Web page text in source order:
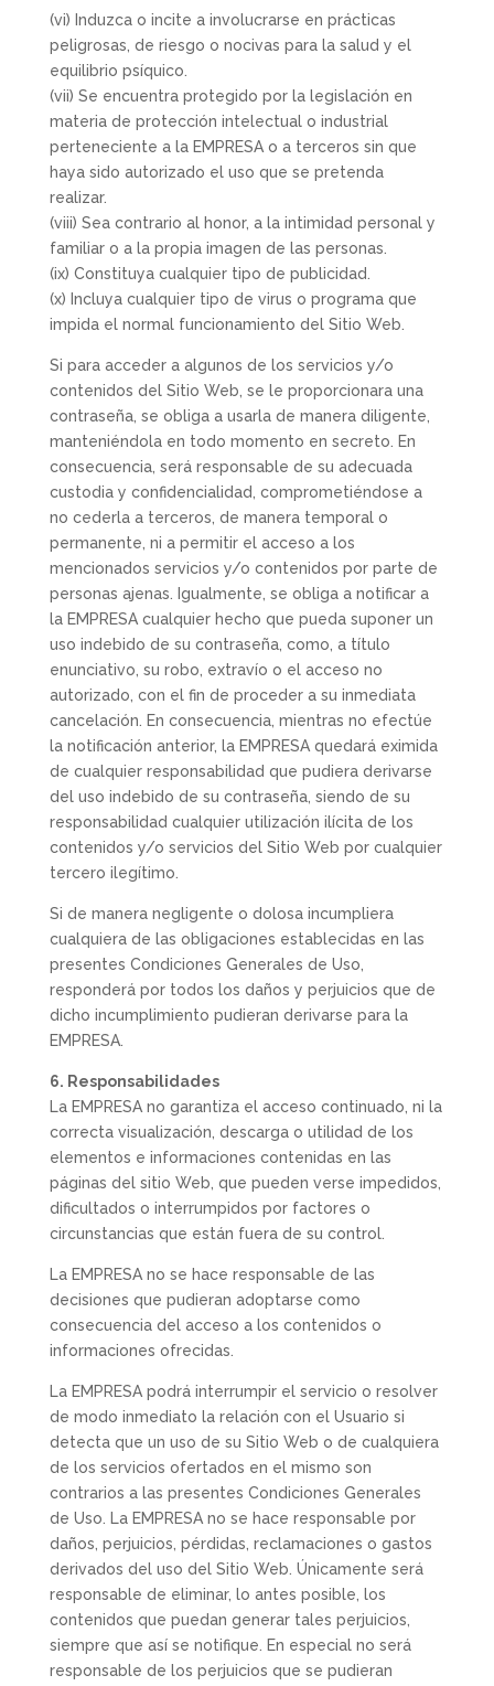
(vi) Induzca o incite a involucrarse en prácticas
peligrosas, de riesgo o nocivas para la salud y el
equilibrio psíquico.
(vii) Se encuentra protegido por la legislación en
materia de protección intelectual o industrial
perteneciente a la EMPRESA o a terceros sin que
haya sido autorizado el uso que se pretenda
realizar.
(viii) Sea contrario al honor, a la intimidad personal y
familiar o a la propia imagen de las personas.
(ix) Constituya cualquier tipo de publicidad.
(x) Incluya cualquier tipo de virus o programa que
impida el normal funcionamiento del Sitio Web.
Si para acceder a algunos de los servicios y/o
contenidos del Sitio Web, se le proporcionara una
contraseña, se obliga a usarla de manera diligente,
manteniéndola en todo momento en secreto. En
consecuencia, será responsable de su adecuada
custodia y confidencialidad, comprometiéndose a
no cederla a terceros, de manera temporal o
permanente, ni a permitir el acceso a los
mencionados servicios y/o contenidos por parte de
personas ajenas. Igualmente, se obliga a notificar a
la EMPRESA cualquier hecho que pueda suponer un
uso indebido de su contraseña, como, a título
enunciativo, su robo, extravío o el acceso no
autorizado, con el fin de proceder a su inmediata
cancelación. En consecuencia, mientras no efectúe
la notificación anterior, la EMPRESA quedará eximida
de cualquier responsabilidad que pudiera derivarse
del uso indebido de su contraseña, siendo de su
responsabilidad cualquier utilización ilícita de los
contenidos y/o servicios del Sitio Web por cualquier
tercero ilegítimo.
Si de manera negligente o dolosa incumpliera
cualquiera de las obligaciones establecidas en las
presentes Condiciones Generales de Uso,
responderá por todos los daños y perjuicios que de
dicho incumplimiento pudieran derivarse para la
EMPRESA.
6. Responsabilidades
La EMPRESA no garantiza el acceso continuado, ni la
correcta visualización, descarga o utilidad de los
elementos e informaciones contenidas en las
páginas del sitio Web, que pueden verse impedidos,
dificultados o interrumpidos por factores o
circunstancias que están fuera de su control.
La EMPRESA no se hace responsable de las
decisiones que pudieran adoptarse como
consecuencia del acceso a los contenidos o
informaciones ofrecidas.
La EMPRESA podrá interrumpir el servicio o resolver
de modo inmediato la relación con el Usuario si
detecta que un uso de su Sitio Web o de cualquiera
de los servicios ofertados en el mismo son
contrarios a las presentes Condiciones Generales
de Uso. La EMPRESA no se hace responsable por
daños, perjuicios, pérdidas, reclamaciones o gastos
derivados del uso del Sitio Web. Únicamente será
responsable de eliminar, lo antes posible, los
contenidos que puedan generar tales perjuicios,
siempre que así se notifique. En especial no será
responsable de los perjuicios que se pudieran